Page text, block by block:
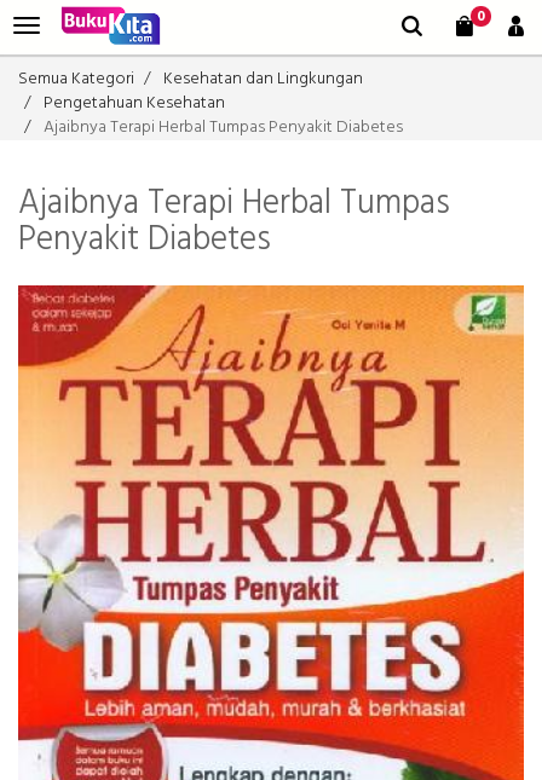
0
Semua Kategori
Kesehatan dan Lingkungan
Pengetahuan Kesehatan
Ajaibnya Terapi Herbal Tumpas Penyakit Diabetes
Ajaibnya Terapi Herbal Tumpas
Penyakit Diabetes